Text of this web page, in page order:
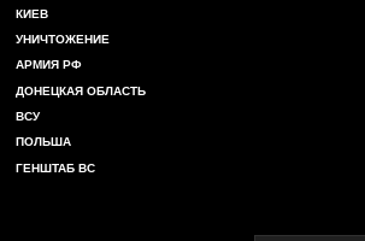
КИЕВ
УНИЧТОЖЕНИЕ
АРМИЯ РФ
ДОНЕЦКАЯ ОБЛАСТЬ
ВСУ
ПОЛЬША
ГЕНШТАБ ВС